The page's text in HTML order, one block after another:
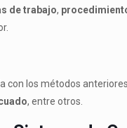
de trabajo,
con los métodos
, entre otros.